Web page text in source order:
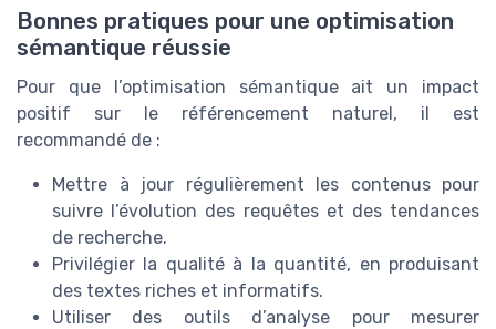
Bonnes pratiques pour une optimisation
sémantique réussie
Pour que l’optimisation sémantique ait un impact
positif sur le référencement naturel, il est
recommandé de :
Mettre à jour régulièrement les contenus pour
suivre l’évolution des requêtes et des tendances
de recherche.
Privilégier la qualité à la quantité, en produisant
des textes riches et informatifs.
Utiliser des outils d’analyse pour mesurer